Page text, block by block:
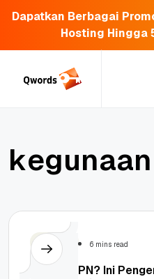
Dapatkan Berbagai
Hosting Hingga
kegunaan
Security 6 mins read
Apa Itu VPN? Ini